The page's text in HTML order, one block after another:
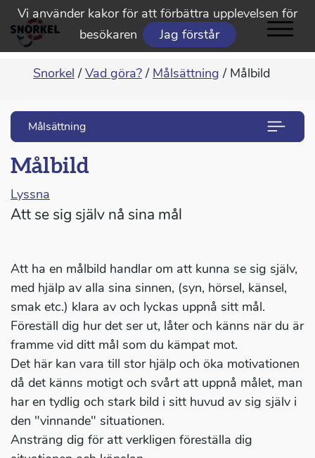
Vi använder kakor för att förbättra upplevelsen för
besökaren
Jag förstår
Snorkel / Vad göra? / Målsättning /Målbild
Målsättning
Målbild
Lyssna
Att se sig själv nå sina mål
Att ha en målbild handlar om att kunna se sig själv,
med hjälp av alla sina sinnen, (syn, hörsel, känsel,
smak etc.) klara av och lyckas uppnå sitt mål.
Föreställ dig hur det ser ut, låter och känns när du är
framme vid ditt mål som du kämpat mot.
Det här kan vara till stor hjälp och öka motivationen
då det känns motigt och svårt att uppnå målet, man
har en tydlig och stark bild i sitt huvud av sig själv i
den "vinnande" situationen.
Ansträng dig för att verkligen föreställa dig